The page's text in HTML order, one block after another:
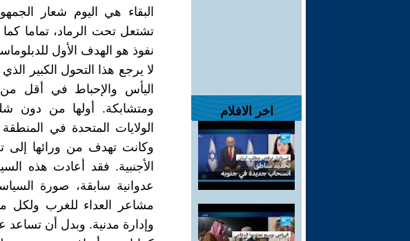
اخر الافلام
البقاء هي اليوم شعار
تشتعل تحت الرماد، تماما
نفوذ هو الهدف الأول
لا يرجع هذا التحول الكبير
اليأس والإحباط في أقل
ومتشابكة. أولها من دون شك
الولايات المتحدة في
وكانت تهدف من ورائها إلى
الأجنبية. فقد أعادت هذه
عدوانية سابقة، صورة
مشاعر العداء للغرب ولكل
وإدارة مدنية. وبدل أن تساعد